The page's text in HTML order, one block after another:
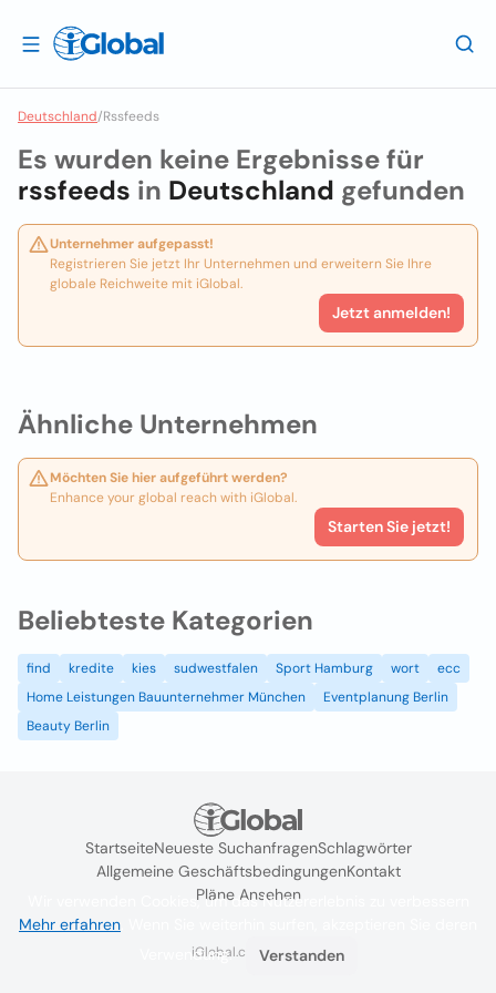
Deutschland/Rssfeeds
Ähnliche Unternehmen
Möchten Sie hier aufgeführt werden?
Enhance your global reach with iGlobal.
Starten Sie jetzt!
Es wurden keine Ergebnisse für
rssfeeds in Deutschland gefunden
Unternehmer aufgepasst!
Registrieren Sie jetzt Ihr Unternehmen und erweitern Sie Ihre
globale Reichweite mit iGlobal.
Jetzt anmelden!
Beliebteste Kategorien
find kredite kies sudwestfalen Sport Hamburg wort
ecc
Home Leistungen Bauunternehmer München
Eventplanung Berlin
Beauty Berlin
StartseiteNeueste SuchanfragenSchlagwörter
Allgemeine GeschäftsbedingungenKontakt
Pläne Ansehen
iGlobal.co @ 2024
Wir verwenden Cookies, um das Nutzererlebnis zu verbessern
Mehr erfahren
Verwendung.
Verstanden